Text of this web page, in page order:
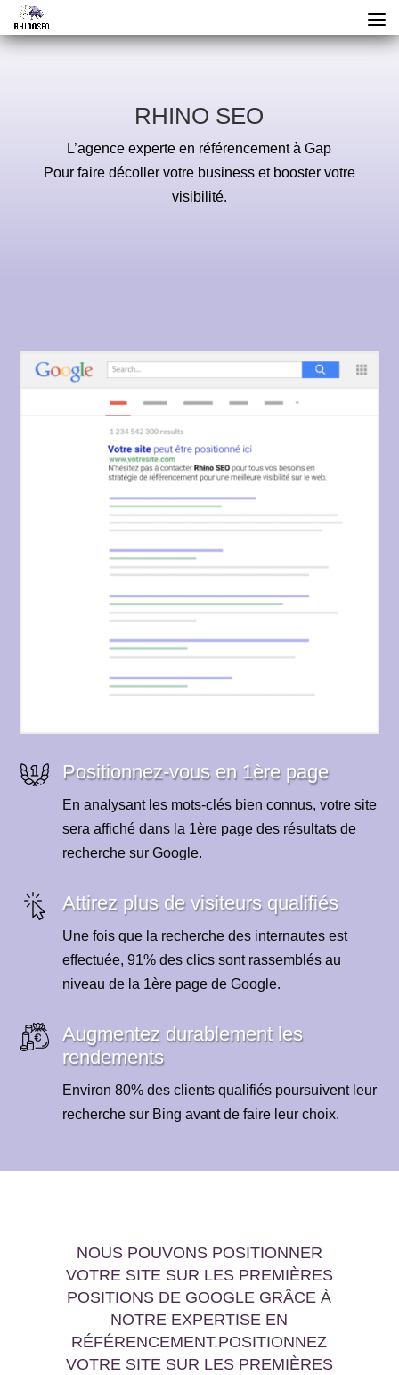
RHINO SEO
L’agence experte en référencement à Gap
Pour faire décoller votre business et booster votre
visibilité.
Positionnez-vous en 1ère page
En analysant les mots-clés bien connus, votre site
sera affiché dans la 1ère page des résultats de
recherche sur Google.
Attirez plus de visiteurs qualifiés
Une fois que la recherche des internautes est
effectuée, 91% des clics sont rassemblés au
niveau de la 1ère page de Google.
Augmentez durablement les
rendements
Environ 80% des clients qualifiés poursuivent leur
recherche sur Bing avant de faire leur choix.
NOUS POUVONS POSITIONNER
VOTRE SITE SUR LES PREMIÈRES
POSITIONS DE GOOGLE GRÂCE À
NOTRE EXPERTISE EN
RÉFÉRENCEMENT.POSITIONNEZ
VOTRE SITE SUR LES PREMIÈRES